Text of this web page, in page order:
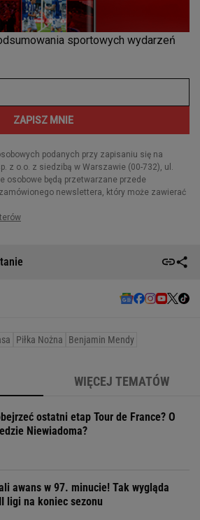
Piłka Nożna Benjamin Mendy
WIĘCEJ TEMATÓW
ostatni etap Tour de France? O
Niewiadoma?
awans w 97. minucie! Tak wygląda
ligi na koniec sezonu